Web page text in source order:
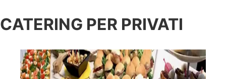
CATERING PER PRIVATI